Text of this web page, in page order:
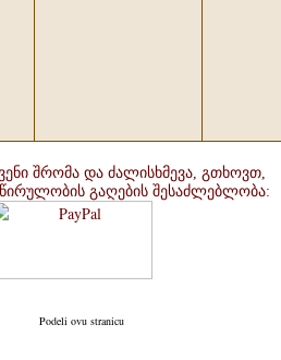
შრომა და ძალისხმევა, გთხოვთ,
გაღების შესაძლებლობა:
Podeli ovu stranicu